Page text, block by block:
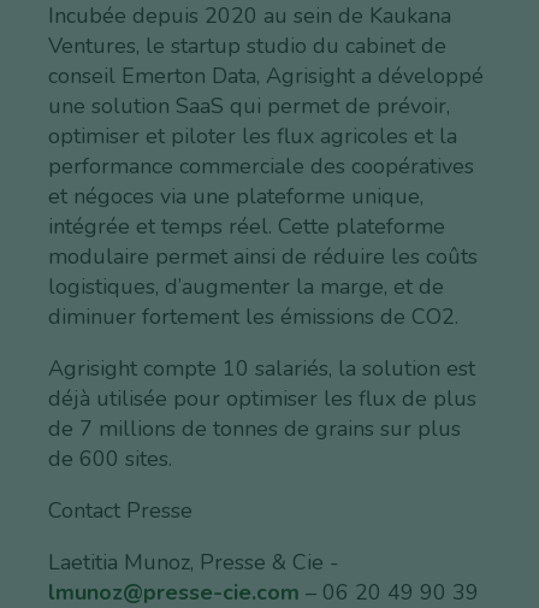
Incubée depuis 2020 au sein de Kaukana
Ventures, le startup studio du cabinet de
conseil Emerton Data, Agrisight a développé
une solution SaaS qui permet de prévoir,
optimiser et piloter les flux agricoles et la
performance commerciale des coopératives
et négoces via une plateforme unique,
intégrée et temps réel. Cette plateforme
modulaire permet ainsi de réduire les coûts
logistiques, d’augmenter la marge, et de
diminuer fortement les émissions de CO2.
Agrisight compte 10 salariés, la solution est
déjà utilisée pour optimiser les flux de plus
de 7 millions de tonnes de grains sur plus
de 600 sites.
Contact Presse
Laetitia Munoz, Presse & Cie -
lmunoz@presse-cie.com – 06 20 49 90 39